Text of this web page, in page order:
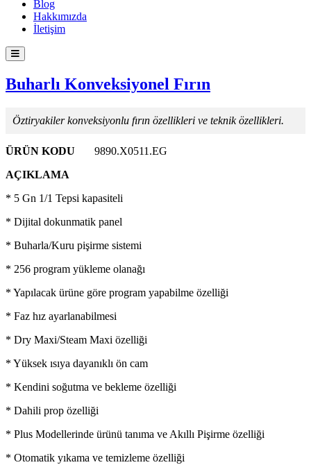
Blog
Hakkımızda
İletişim
Buharlı Konveksiyonel Fırın
Öztiryakiler konveksiyonlu fırın özellikleri ve teknik özellikleri.
ÜRÜN KODU
9890.X0511.EG
AÇIKLAMA
* 5 Gn 1/1 Tepsi kapasiteli
* Dijital dokunmatik panel
* Buharla/Kuru pişirme sistemi
* 256 program yükleme olanağı
* Yapılacak ürüne göre program yapabilme özelliği
* Faz hız ayarlanabilmesi
* Dry Maxi/Steam Maxi özelliği
* Yüksek ısıya dayanıklı ön cam
* Kendini soğutma ve bekleme özelliği
* Dahili prop özelliği
* Plus Modellerinde ürünü tanıma ve Akıllı Pişirme özelliği
* Otomatik yıkama ve temizleme özelliği